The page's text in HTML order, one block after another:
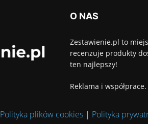
O NAS
Zestawienie.pl to
recenzuje produkty
ten najlepszy!
Reklama i
Polityka plików cookies | Polityka